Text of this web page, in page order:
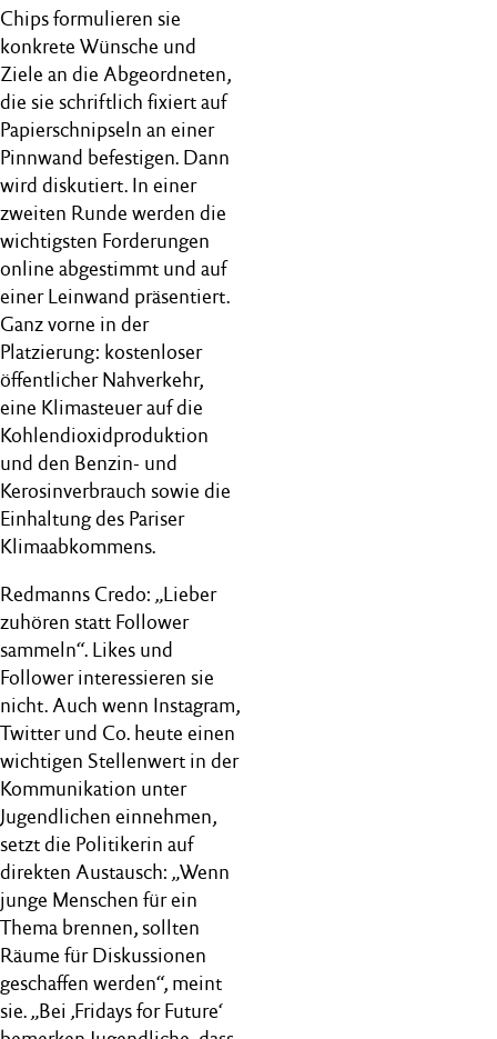
Chips formulieren sie
konkrete Wünsche und
Ziele an die Abgeordneten,
die sie schriftlich fixiert auf
Papierschnipseln an einer
Pinnwand befestigen. Dann
wird diskutiert. In einer
zweiten Runde werden die
wichtigsten Forderungen
online abgestimmt und auf
einer Leinwand präsentiert.
Ganz vorne in der
Platzierung: kostenloser
öffentlicher Nahverkehr,
eine Klimasteuer auf die
Kohlendioxidproduktion
und den Benzin- und
Kerosinverbrauch sowie die
Einhaltung des Pariser
Klimaabkommens.
Redmanns Credo: „Lieber
zuhören statt Follower
sammeln“. Likes und
Follower interessieren sie
nicht. Auch wenn Instagram,
Twitter und Co. heute einen
wichtigen Stellenwert in der
Kommunikation unter
Jugendlichen einnehmen,
setzt die Politikerin auf
direkten Austausch: „Wenn
junge Menschen für ein
Thema brennen, sollten
Räume für Diskussionen
geschaffen werden“, meint
sie. „Bei ‚Fridays for Future‘